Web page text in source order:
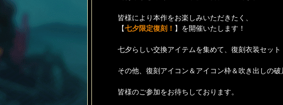
皆様により本作をお楽しみいただきたく、
【七夕限定復刻！ 】を開催いたします！
七夕らしい交換アイテムを集めて、復刻衣装セット
その他、復刻アイコン＆アイコン枠＆吹き出しの破
皆様のご参加をお待ちしております。